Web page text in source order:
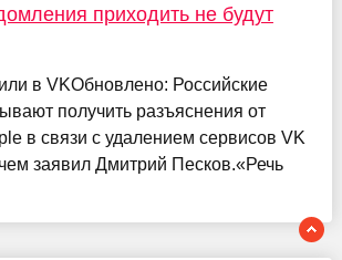
приходить не будут
в VKОбновлено: Российские
получить разъяснения от
в связи с удалением сервисов VK
заявил Дмитрий Песков.«Речь